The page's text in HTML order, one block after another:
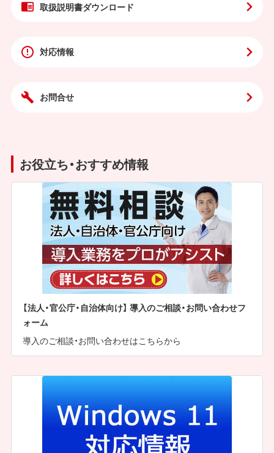
取扱説明書ダウンロード
対応情報
お問合せ
お役立ち・おすすめ情報
【法人・官公庁・自治体向け】 導入のご相談・お問い合わせフ
ォーム
導入のご相談・お問い合わせはこちらから